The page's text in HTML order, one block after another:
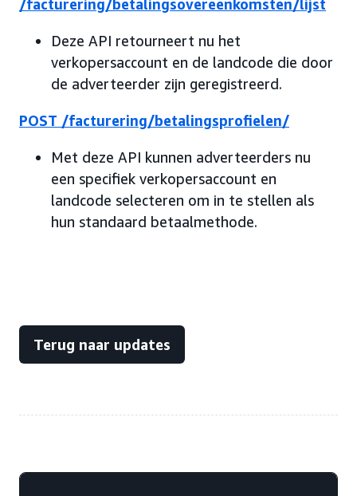
/facturering/betalingsovereenkomsten/lijst
Deze API retourneert nu het
verkopersaccount en de landcode die door
de adverteerder zijn geregistreerd.
POST /facturering/betalingsprofielen/
Met deze API kunnen adverteerders nu
een specifiek verkopersaccount en
landcode selecteren om in te stellen als
hun standaard betaalmethode.
Terug naar updates